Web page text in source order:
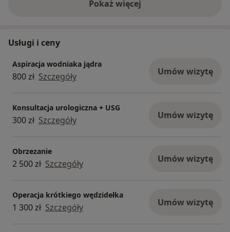
Pokaż więcejo doświadczeniu
Usługi i ceny
Aspiracja wodniaka jądra
800 zł Szczegóły Umów wizytę
Konsultacja urologiczna + USG
300 zł Szczegóły Umów wizytę
Obrzezanie
2 500 zł Szczegóły Umów wizytę
Operacja krótkiego wędzidełka
1 300 zł Szczegóły Umów wizytę